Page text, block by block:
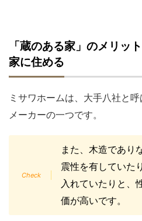
「蔵のある家」のメリッ
家に住める
ミサワホームは、大手八社と
メーカーの一つです。
また、木造であり
震性を有していた
入れていたりと、
価が高いです。